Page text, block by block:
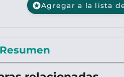
starsAgregar a la lista
Resumen